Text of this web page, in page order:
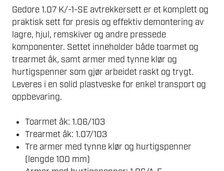
Gedore 1.07 K/-1-SE avtrekkersett er et komplett og
praktisk sett for presis og effektiv demontering av
lagre, hjul, remskiver og andre pressede
komponenter. Settet inneholder både toarmet og
trearmet åk, samt armer med tynne klør og
hurtigspenner som gjør arbeidet raskt og trygt.
Leveres i en solid plastveske for enkel transport og
oppbevaring.
Toarmet åk: 1.06/103
Trearmet åk: 1.07/103
Tre armer med tynne klør og hurtigspenner
(lengde 100 mm)